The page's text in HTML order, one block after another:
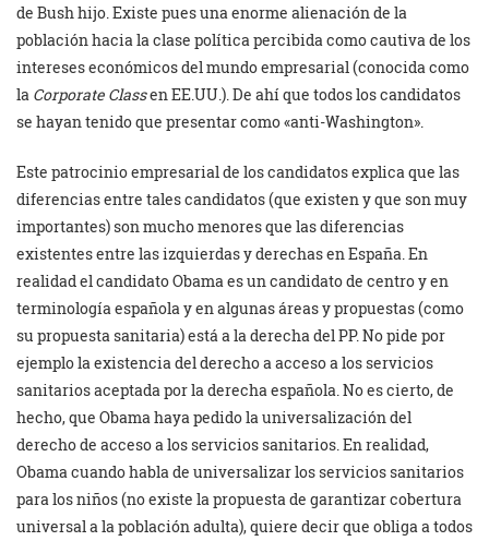
de Bush hijo. Existe pues una enorme alienación de la
población hacia la clase política percibida como cautiva de los
intereses económicos del mundo empresarial (conocida como
la Corporate Classen EE.UU.). De ahí que todos los candidatos
se hayan tenido que presentar como «anti-Washington».
Este patrocinio empresarial de los candidatos explica que las
diferencias entre tales candidatos (que existen y que son muy
importantes) son mucho menores que las diferencias
existentes entre las izquierdas y derechas en España. En
realidad el candidato Obama es un candidato de centro y en
terminología española y en algunas áreas y propuestas (como
su propuesta sanitaria) está a la derecha del PP. No pide por
ejemplo la existencia del derecho a acceso a los servicios
sanitarios aceptada por la derecha española. No es cierto, de
hecho, que Obama haya pedido la universalización del
derecho de acceso a los servicios sanitarios. En realidad,
Obama cuando habla de universalizar los servicios sanitarios
para los niños (no existe la propuesta de garantizar cobertura
universal a la población adulta), quiere decir que obliga a todos